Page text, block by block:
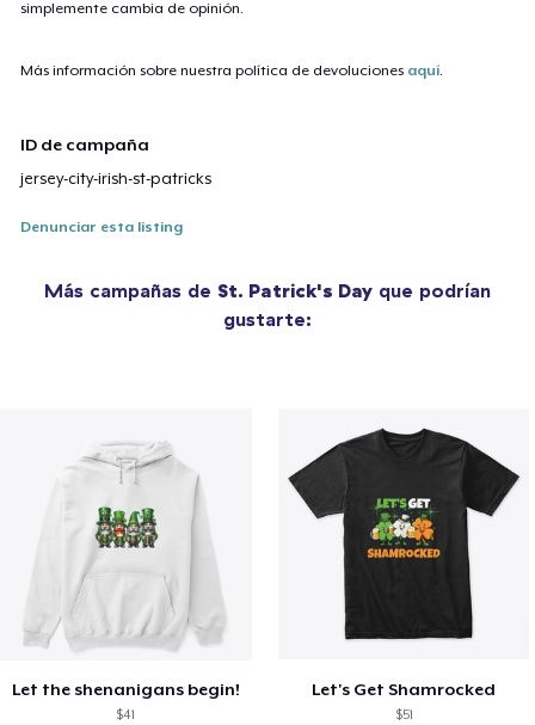
simplemente cambia de opinión.
Más información sobre nuestra política de devoluciones aquí.
ID de campaña
jersey-city-irish-st-patricks
Denunciar esta listing
Más campañas de St. Patrick's Day que podrían
gustarte:
Let the shenanigans begin!
$41
Let's Get Shamrocked
$51